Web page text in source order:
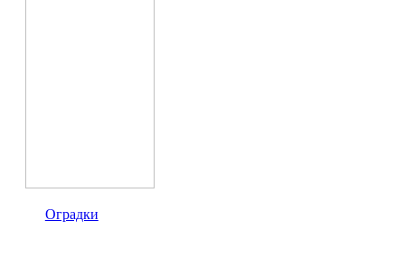
Оградки